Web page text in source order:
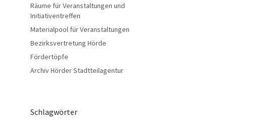
Räume für Veranstaltungen und
Initiativentreffen
Materialpool für Veranstaltungen
Bezirksvertretung Hörde
Fördertöpfe
Archiv Hörder Stadtteilagentur
Schlagwörter